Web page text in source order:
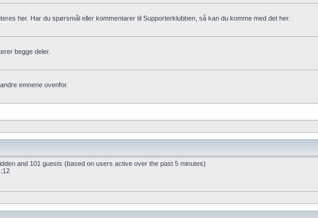
her. Har du spørsmål eller kommentarer til Supporterklubben, så kan du komme med det her.
begge deler.
emnene ovenfor.
and 101 guests (based on users active over the past 5 minutes)